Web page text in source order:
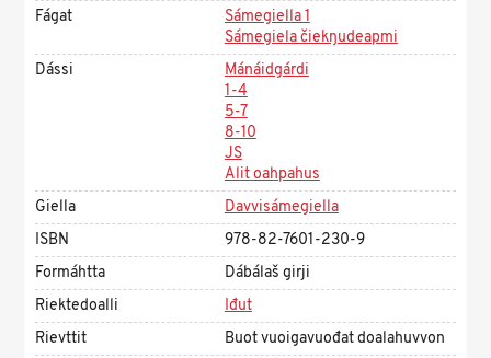
Fágat
Sámegiella 1
Sámegiela čiekŋudeapmi
Dássi
Mánáidgárdi
1-4
5-7
8-10
JS
Alit oahpahus
Giella
Davvisámegiella
ISBN
978-82-7601-230-9
Formáhtta
Dábálaš girji
Riektedoalli
Iđut
Rievttit
Buot vuoigavuođat doalahuvvon